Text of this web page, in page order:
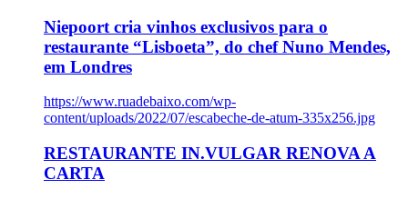
Niepoort cria vinhos exclusivos para o
restaurante “Lisboeta”, do chef Nuno Mendes,
em Londres
https://www.ruadebaixo.com/wp-
content/uploads/2022/07/escabeche-de-atum-335x256.jpg
RESTAURANTE IN.VULGAR RENOVA A
CARTA